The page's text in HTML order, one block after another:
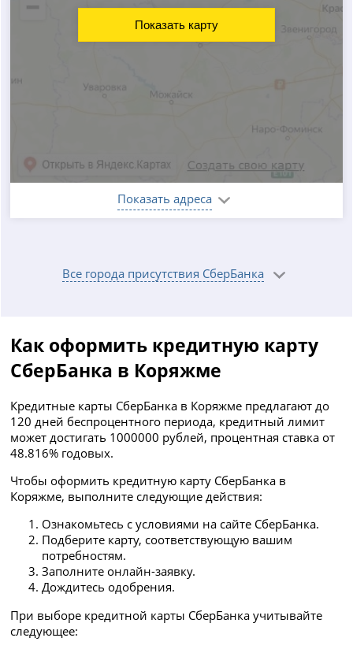
Показать адреса
Показать карту
Все города присутствия СберБанка
Как оформить кредитную карту
СберБанка в Коряжме
Кредитные карты СберБанка в Коряжме предлагают до
120 дней беспроцентного периода, кредитный лимит
может достигать 1000000 рублей, процентная ставка от
48.816% годовых.
Чтобы оформить кредитную карту СберБанка в
Коряжме, выполните следующие действия:
Ознакомьтесь с условиями на сайте СберБанка.
Подберите карту, соответствующую вашим
потребностям.
Заполните онлайн-заявку.
Дождитесь одобрения.
При выборе кредитной карты СберБанка учитывайте
следующее: